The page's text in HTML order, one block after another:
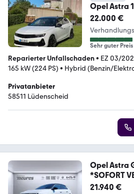
Opel Astra
Auto GSe
22.000 €
Sehr guter Preis
Reparierter Unfallschaden• EZ 03/
165 kW (224 PS) • Hybrid (Benzin/
Privatanbieter
58511 Lüdenscheid
Opel Astra
*SOFORT
21.940 €